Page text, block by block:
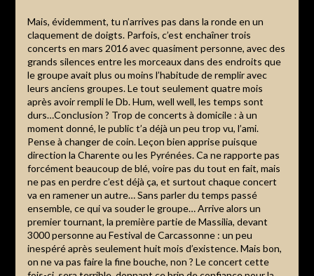
Mais, évidemment, tu n’arrives pas dans la ronde en un
claquement de doigts. Parfois, c’est enchaîner trois
concerts en mars 2016 avec quasiment personne, avec des
grands silences entre les morceaux dans des endroits que
le groupe avait plus ou moins l’habitude de remplir avec
leurs anciens groupes. Le tout seulement quatre mois
après avoir rempli le Db. Hum, well well, les temps sont
durs…Conclusion ? Trop de concerts à domicile : à un
moment donné, le public t’a déjà un peu trop vu, l’ami.
Pense à changer de coin. Leçon bien apprise puisque
direction la Charente ou les Pyrénées. Ca ne rapporte pas
forcément beaucoup de blé, voire pas du tout en fait, mais
ne pas en perdre c’est déjà ça, et surtout chaque concert
va en ramener un autre… Sans parler du temps passé
ensemble, ce qui va souder le groupe… Arrive alors un
premier tournant, la première partie de Massilia, devant
3000 personne au Festival de Carcassonne : un peu
inespéré après seulement huit mois d’existence. Mais bon,
on ne va pas faire la fine bouche, non ? Le concert cette